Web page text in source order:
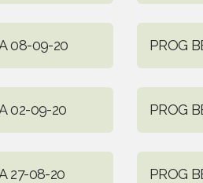
08-09-20 PROG
02-09-20 PROG
27-08-20 PROG